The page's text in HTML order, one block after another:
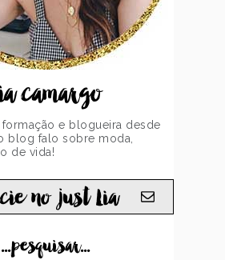
camargo
e blogueira desde
blog falo sobre moda,
de vida!
no just Lia
...pesquisar...